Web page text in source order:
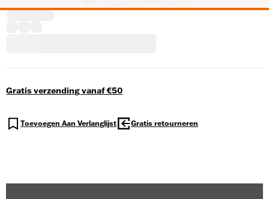
Gratis verzending vanaf €50
Toevoegen Aan Verlanglijst Gratis retourneren